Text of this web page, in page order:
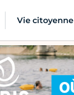
Vie citoyenne